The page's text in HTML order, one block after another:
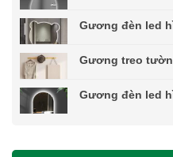
Gương đèn led
Gương treo
Gương đèn led